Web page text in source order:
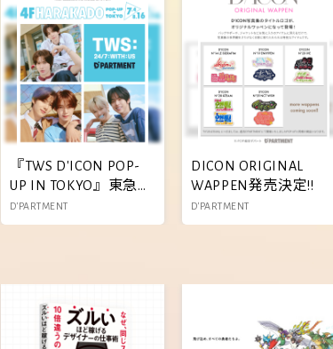
『TWS D'ICON POP-
UP IN TOKYO』東急プ
ラザ連動イベント&抽
選企画開催決定!!
D'PARTMENT
DICON ORIGINAL
WAPPEN発売決定!!
D'PARTMENT